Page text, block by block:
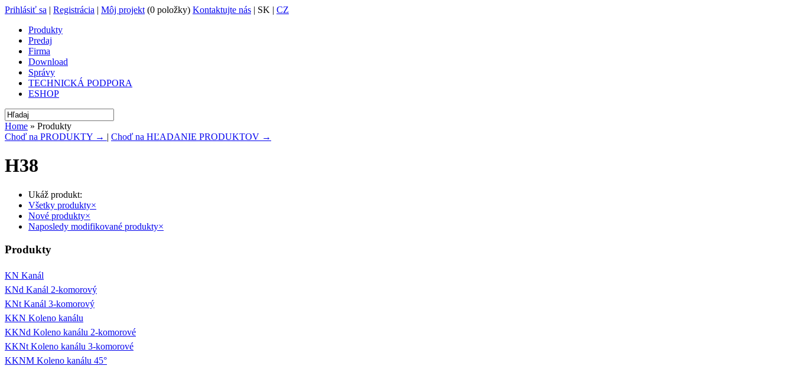
Prihlásiť sa | Registrácia | Môj projekt (0 položky) Kontaktujte nás | SK | CZ
Produkty
Predaj
Firma
Download
Správy
TECHNICKÁ PODPORA
ESHOP
Home » Produkty
Choď na PRODUKTY → | Choď na HĽADANIE PRODUKTOV →
H38
Ukáž produkt:
Všetky produkty×
Nové produkty×
Naposledy modifikované produkty×
Produkty
KN Kanál
KNd Kanál 2-komorový
KNt Kanál 3-komorový
KKN Koleno kanálu
KKNd Koleno kanálu 2-komorové
KKNt Koleno kanálu 3-komorové
KKNM Koleno kanálu 45°